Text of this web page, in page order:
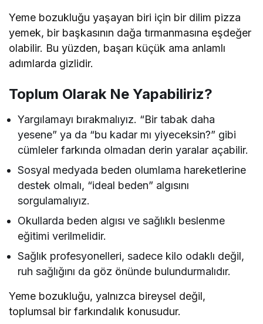
Yeme bozukluğu yaşayan biri için bir dilim pizza
yemek, bir başkasının dağa tırmanmasına eşdeğer
olabilir. Bu yüzden, başarı küçük ama anlamlı
adımlarda gizlidir.
Toplum Olarak Ne Yapabiliriz?
Yargılamayı bırakmalıyız. “Bir tabak daha
yesene” ya da “bu kadar mı yiyeceksin?” gibi
cümleler farkında olmadan derin yaralar açabilir.
Sosyal medyada beden olumlama hareketlerine
destek olmalı, “ideal beden” algısını
sorgulamalıyız.
Okullarda beden algısı ve sağlıklı beslenme
eğitimi verilmelidir.
Sağlık profesyonelleri, sadece kilo odaklı değil,
ruh sağlığını da göz önünde bulundurmalıdır.
Yeme bozukluğu, yalnızca bireysel değil,
toplumsal bir farkındalık konusudur.